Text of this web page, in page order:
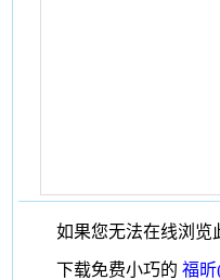
如果您无法在线浏览
下载免费小巧的 福昕